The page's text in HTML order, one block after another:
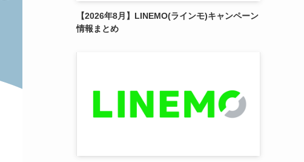
【2026年8月】LINEMO(ラインモ)キャンペーン
情報まとめ